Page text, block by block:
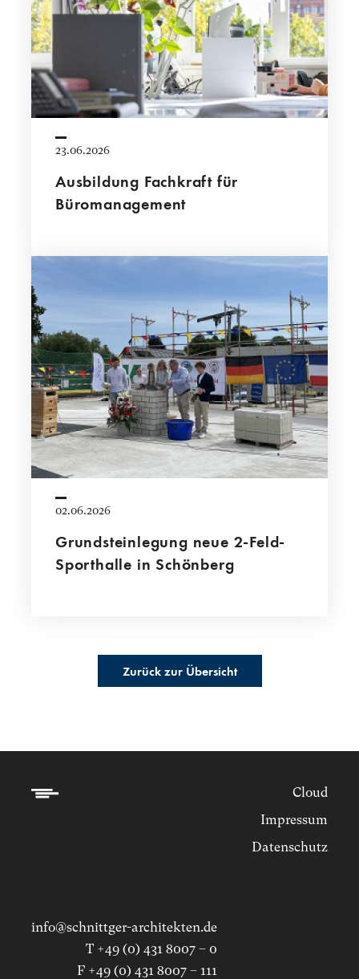
23.06.2026
Ausbildung Fachkraft für
Büromanagement
02.06.2026
Grundsteinlegung neue 2-Feld-
Sporthalle in Schönberg
Zurück zur Übersicht
Cloud
Impressum
Datenschutz
info@schnittger-architekten.de
T +49 (0) 431 8007 – 0
F +49 (0) 431 8007 – 111